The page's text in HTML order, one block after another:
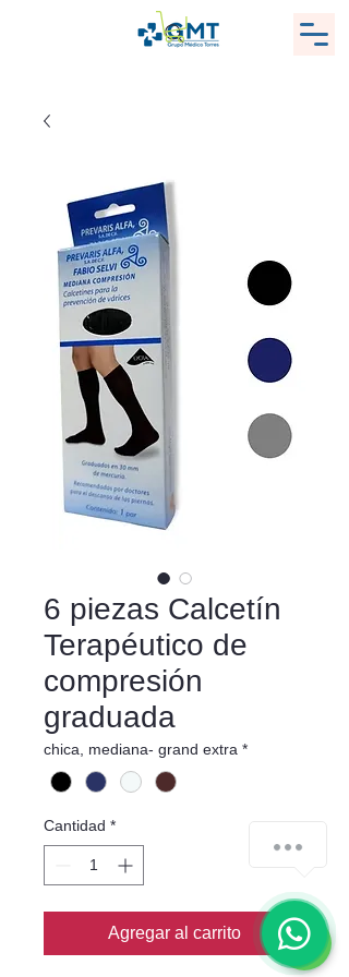
6 piezas Calcetín
Terapéutico de
compresión
graduada
chica, mediana- grand extra *
Cantidad *
Agregar al carrito